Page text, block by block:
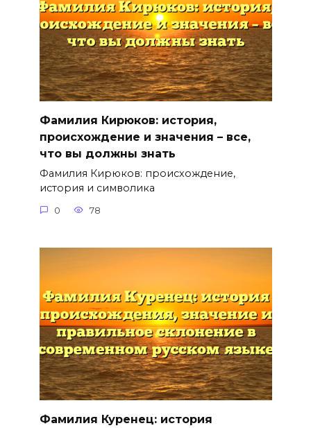
Фамилия Кирюков: история,
происхождение и значения – все,
что вы должны знать
Фамилия Кирюков: происхождение,
история и символика
0 78
Фамилия Куренец: история